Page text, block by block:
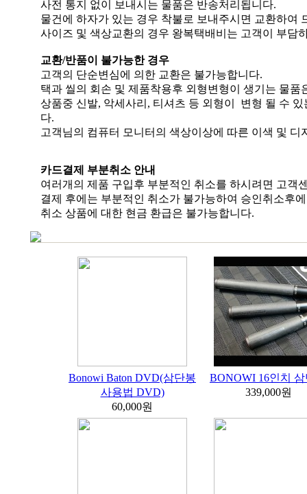
사전 통지 없이 보내시는 물품은 반송처리됩니다.
물건에 하자가 있는 경우 착불로 보내주시면 교환하여
사이즈 및 색상교환의 경우 왕복택배비는 고객이 부담
교환/반품이 불가능한 경우
고객의 단순변심에 의한 교환은 불가능합니다.
택과 씰의 회손 및 제품착용후 외형변형이 생기는 물
상품중 신발, 악세사리, 티셔츠 등 외형이 변형 될 수
다.
고객님의 컴퓨터 모니터의 색상이상에 따른 이색 및
카드결제 부분취소 안내
여러개의 제품 구입후 부분적인 취소를 하시려면 고객
결제 후에는 부분적인 취소가 불가능하여 승인취소후
취소 상품에 대한 현금 환급은 불가능합니다.
Bonowi Baton DVD(삼단봉
사용법 DVD)
60,000원
BONOWI 16인치
339,000원